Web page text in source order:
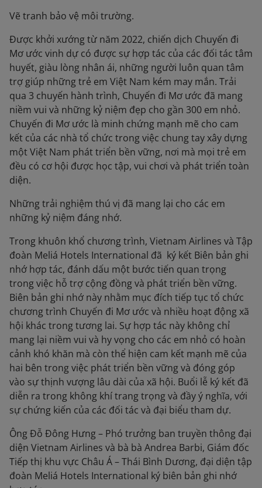
Vẽ tranh bảo vệ môi trường.
Được khởi xướng từ năm 2022, chiến dịch Chuyến đi
Mơ ước vinh dự có được sự hợp tác của các đối tác tâm
huyết, giàu lòng nhân ái, những người luôn quan tâm
trợ giúp những trẻ em Việt Nam kém may mắn. Trải
qua 3 chuyến hành trình, Chuyến đi Mơ ước đã mang
niềm vui và những kỷ niệm đẹp cho gần 300 em nhỏ.
Chuyến đi Mơ ước là minh chứng mạnh mẽ cho cam
kết của các nhà tổ chức trong việc chung tay xây dựng
một Việt Nam phát triển bền vững, nơi mà mọi trẻ em
đều có cơ hội được học tập, vui chơi và phát triển toàn
diện.
Những trải nghiệm thú vị đã mang lại cho các em
những kỷ niệm đáng nhớ.
Trong khuôn khổ chương trình, Vietnam Airlines và Tập
đoàn Meliá Hotels International đã ký kết Biên bản ghi
nhớ hợp tác, đánh dấu một bước tiến quan trọng
trong việc hỗ trợ cộng đồng và phát triển bền vững.
Biên bản ghi nhớ này nhằm mục đích tiếp tục tổ chức
chương trình Chuyến đi Mơ ước và nhiều hoạt động xã
hội khác trong tương lai. Sự hợp tác này không chỉ
mang lại niềm vui và hy vọng cho các em nhỏ có hoàn
cảnh khó khăn mà còn thể hiện cam kết mạnh mẽ của
hai bên trong việc phát triển bền vững và đóng góp
vào sự thịnh vượng lâu dài của xã hội. Buổi lễ ký kết đã
diễn ra trong không khí trang trọng và đầy ý nghĩa, với
sự chứng kiến của các đối tác và đại biểu tham dự.
Ông Đỗ Đông Hưng – Phó trưởng ban truyền thông đại
diện Vietnam Airlines và bà bà Andrea Barbi, Giám đốc
Tiếp thị khu vực Châu Á – Thái Bình Dương, đại diện tập
đoàn Meliá Hotels International ký biên bản ghi nhớ